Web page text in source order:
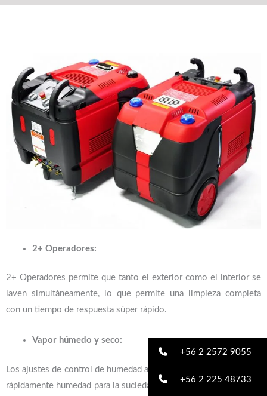
2+ Operadores:
2+ Operadores permite que tanto el exterior como el interior se
laven simultáneamente, lo que permite una limpieza completa
con un tiempo de respuesta súper rápido.
Vapor húmedo y seco:
Los ajustes de control de humedad ajustables le permiten agregar
rápidamente humedad para la suciedad pesada o bajar la humedad
+56 2 2572 9055
+56 2 225 48733